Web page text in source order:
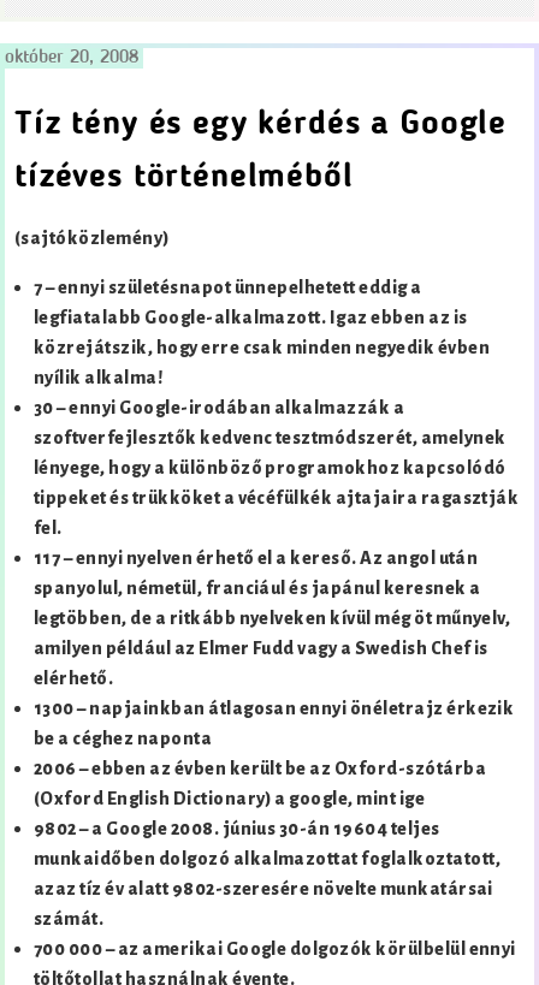
október 20, 2008
Tíz tény és egy kérdés a Google
tízéves történelméből
(sajtóközlemény)
7 – ennyi születésnapot ünnepelhetett eddig a
legfiatalabb Google-alkalmazott. Igaz ebben az is
közrejátszik, hogy erre csak minden negyedik évben
nyílik alkalma!
30 – ennyi Google-irodában alkalmazzák a
szoftverfejlesztők kedvenc tesztmódszerét, amelynek
lényege, hogy a különböző programokhoz kapcsolódó
tippeket és trükköket a vécéfülkék ajtajaira ragasztják
fel.
117 – ennyi nyelven érhető el a kereső. Az angol után
spanyolul, németül, franciául és japánul keresnek a
legtöbben, de a ritkább nyelveken kívül még öt műnyelv,
amilyen például az Elmer Fudd vagy a Swedish Chef is
elérhető.
1300 – napjainkban átlagosan ennyi önéletrajz érkezik
be a céghez naponta
2006 – ebben az évben került be az Oxford-szótárba
(Oxford English Dictionary) a google, mint ige
9802 – a Google 2008. június 30-án 19604 teljes
munkaidőben dolgozó alkalmazottat foglalkoztatott,
azaz tíz év alatt 9802-szeresére növelte munkatársai
számát.
700 000 – az amerikai Google dolgozók körülbelül ennyi
töltőtollat használnak évente.